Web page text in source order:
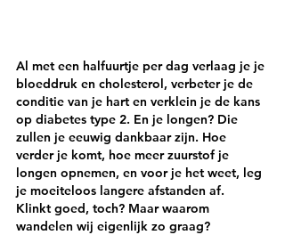
Al met een halfuurtje per dag verlaag je je
bloeddruk en cholesterol, verbeter je de
conditie van je hart en verklein je de kans
op diabetes type 2. En je longen? Die
zullen je eeuwig dankbaar zijn. Hoe
verder je komt, hoe meer zuurstof je
longen opnemen, en voor je het weet, leg
je moeiteloos langere afstanden af.
Klinkt goed, toch? Maar waarom
wandelen wij eigenlijk zo graag?